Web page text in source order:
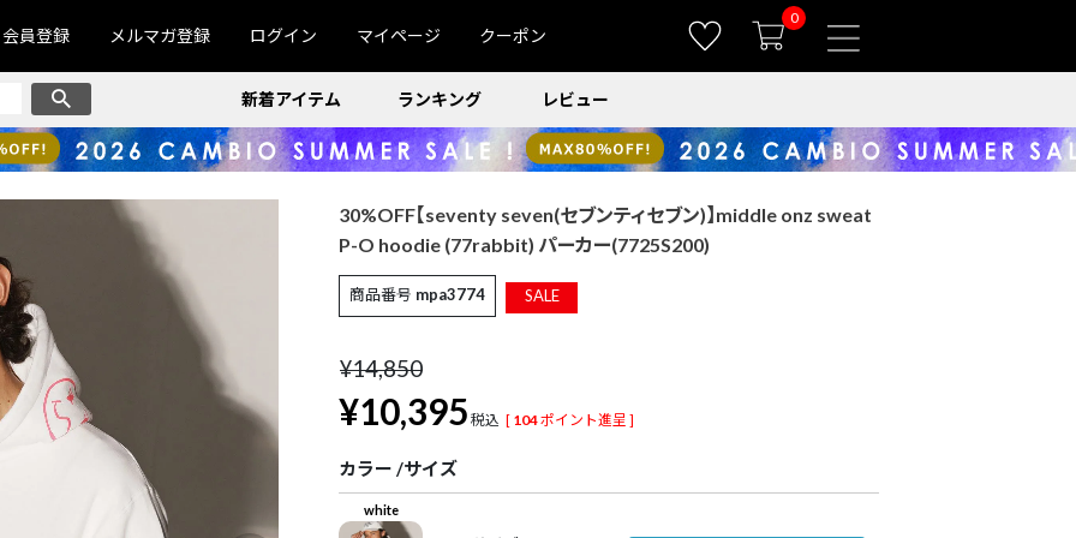
会員登録 メルマガ登録 ログイン マイページ クーポン
0
新着アイテム ランキング レビュー
30%OFF【seventy seven(セブンティセブン)】middle onz sweat
P-O hoodie (77rabbit) パーカー(7725S200)
商品番号 mpa3774 SALE
¥14,850
¥10,395 税込 [ 104ポイント進呈 ]
カラー サイズ
white